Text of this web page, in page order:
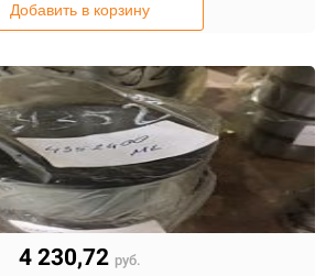
Добавить в корзину
4 230,72 руб.